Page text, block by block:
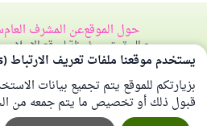
حول الموقععن المشرف العام
جميع الحقوق محفوظة لموقع الإسلام سؤال
يستخدم موقعنا ملفات تعريف الارتباط (Cookies)
بزيارتكم للموقع يتم تجميع بيانات
قبول ذلك أو تخصيص ما يتم جمعه من